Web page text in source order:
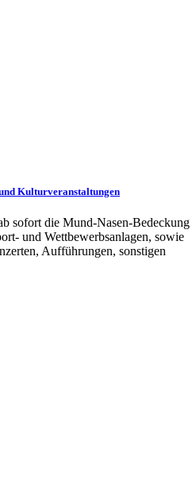
Kulturveranstaltungen
sofort die Mund-Nasen-Bedeckung
und Wettbewerbsanlagen, sowie
Aufführungen, sonstigen